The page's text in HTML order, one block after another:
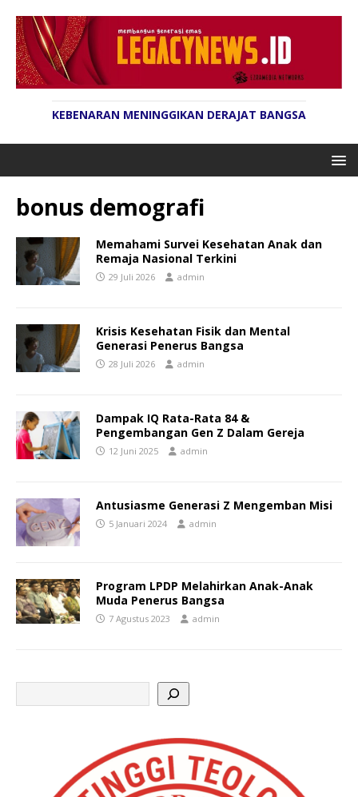
KEBENARAN MENINGGIKAN DERAJAT BANGSA
bonus demografi
Memahami Survei Kesehatan Anak dan
Remaja Nasional Terkini
29 Juli 2026 admin
Krisis Kesehatan Fisik dan Mental
Generasi Penerus Bangsa
28 Juli 2026 admin
Dampak IQ Rata-Rata 84 &
Pengembangan Gen Z Dalam Gereja
12 Juni 2025 admin
Antusiasme Generasi Z Mengemban Misi
5 Januari 2024 admin
Program LPDP Melahirkan Anak-Anak
Muda Penerus Bangsa
7 Agustus 2023 admin